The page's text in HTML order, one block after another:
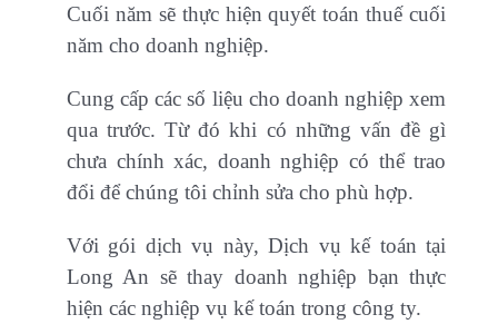
Cuối năm sẽ thực hiện quyết toán thuế cuối
năm cho doanh nghiệp.
Cung cấp các số liệu cho doanh nghiệp xem
qua trước. Từ đó khi có những vấn đề gì
chưa chính xác, doanh nghiệp có thể trao
đổi để chúng tôi chỉnh sửa cho phù hợp.
Với gói dịch vụ này, Dịch vụ kế toán tại
Long An sẽ thay doanh nghiệp bạn thực
hiện các nghiệp vụ kế toán trong công ty.